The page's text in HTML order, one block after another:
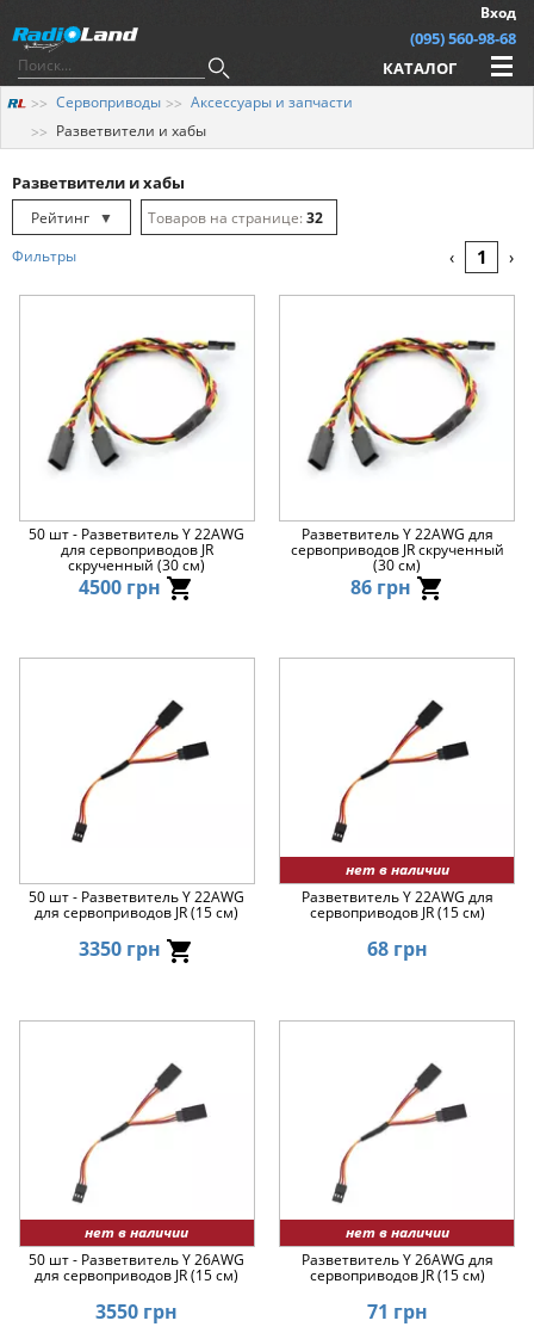
Вход
(095) 560-98-68
КАТАЛОГ
Сервоприводы
Аксессуары и запчасти
Разветвители и хабы
Разветвители и хабы
Рейтинг
▼
Рейтинг
▲
Цена ▼
32
Фильтры ‹ 1 ›
50 шт - Разветвитель Y 22AWG
для сервоприводов JR
скрученный (30 см)
4500 грн
Разветвитель Y 22AWG для
сервоприводов JR скрученный
(30 см)
86 грн
50 шт - Разветвитель Y 22AWG
для сервоприводов JR (15 см)
3350 грн
нет в наличии
Разветвитель Y 22AWG для
сервоприводов JR (15 см)
68 грн
нет в наличии
50 шт - Разветвитель Y 26AWG
для сервоприводов JR (15 см)
3550 грн
нет в наличии
Разветвитель Y 26AWG для
сервоприводов JR (15 см)
71 грн